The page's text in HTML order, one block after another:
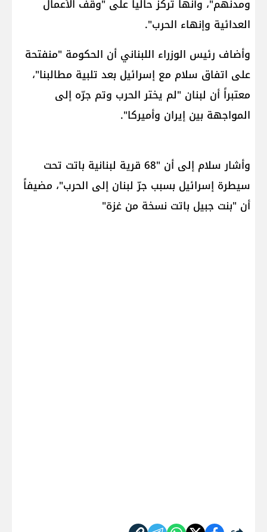
ومدنهم"، وأنها تركز حالياً على "وقف الأعمال
العدائية وإنهاء الحرب".
وأضاف رئيس الوزراء اللبناني أن الحكومة "منفتحة
على اتفاق سلام مع إسرائيل بعد تلبية مطالبنا"،
معتبراً أن لبنان "لم يختر الحرب وتم جرّه إلى
المواجهة بين إيران وأميركا".
وأشار سلام إلى أن "68 قرية لبنانية باتت تحت
سيطرة إسرائيل بسبب جرّ لبنان إلى الحرب"، مضيفاً
أن "بنت جبيل باتت نسخة من غزة"